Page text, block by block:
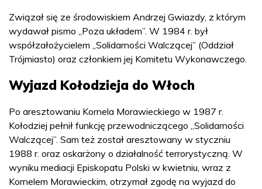
Związał się ze środowiskiem Andrzej Gwiazdy, z którym
wydawał pismo „Poza układem”. W 1984 r. był
współzałożycielem „Solidarności Walczącej” (Oddział
Trójmiasto) oraz członkiem jej Komitetu Wykonawczego.
Wyjazd Kołodzieja do Włoch
Po aresztowaniu Kornela Morawieckiego w 1987 r.
Kołodziej pełnił funkcję przewodniczącego „Solidarności
Walczącej”. Sam też został aresztowany w styczniu
1988 r. oraz oskarżony o działalność terrorystyczną. W
wyniku mediacji Episkopatu Polski w kwietniu, wraz z
Kornelem Morawieckim, otrzymał zgodę na wyjazd do